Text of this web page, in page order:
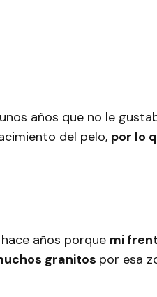
años que no le
del pelo, por lo
años porque mi
granitos por esa